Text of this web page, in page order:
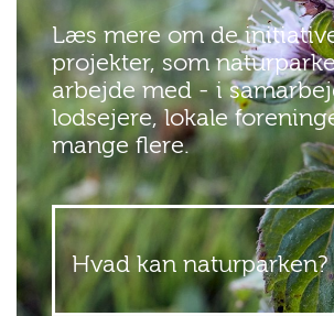
Læs mere om de
projekter, som
arbejde med - i
lodsejere, lokale
mange flere.
Hvad kan naturparken?